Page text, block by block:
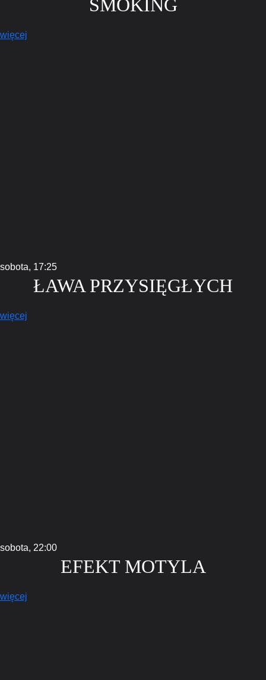
SMOKING
więcej
sobota, 17:25
ŁAWA PRZYSIĘGŁYCH
więcej
sobota, 22:00
EFEKT MOTYLA
więcej